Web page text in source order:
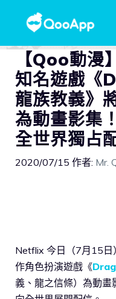
【Qoo動漫
知名遊戲《
龍族教義》
為動畫影集
全世界獨占
2020/07/15 作者: Mr.
Netflix 今日（7月15日
作角色扮演遊戲《
義、龍之信條）為動